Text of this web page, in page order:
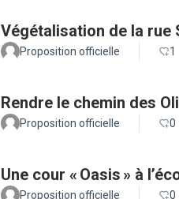
Végétalisation de la rue
Proposition officielle 1
Rendre le chemin des
Proposition officielle 0
Une cour « Oasis » à
Proposition officielle 0